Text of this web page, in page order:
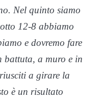
Nel quinto siamo
12-8 abbiamo
e dovremo fare
battuta, a muro e in
a girare la
è un risultato